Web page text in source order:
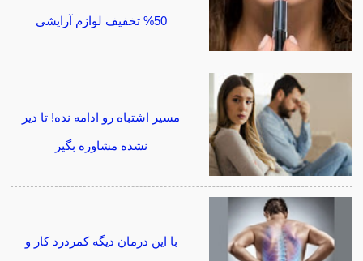
50% تخفیف لوازم آرایشی
مسیر اشتباه رو ادامه نده! تا دیر
نشده مشاوره بگیر
با این درمان دیگه کمردرد کار و